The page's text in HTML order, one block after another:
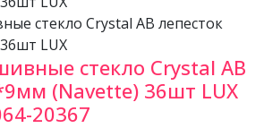
стекло Crystal AB
(Navette) 36шт LUX
20367